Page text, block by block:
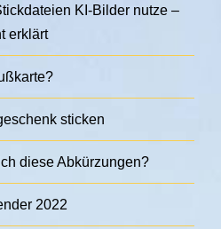
KI-Bilder nutze –
erklärt
sticken
diese Abkürzungen?
2022